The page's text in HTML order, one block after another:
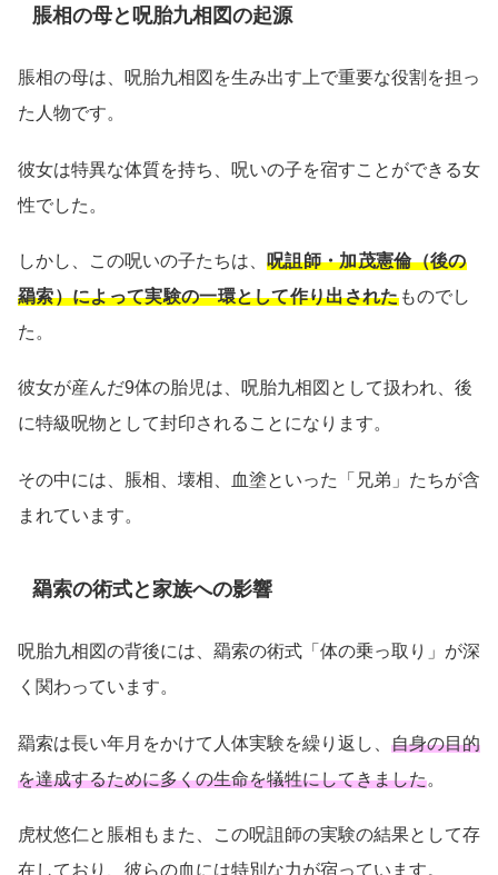
脹相の母と呪胎九相図の起源
脹相の母は、呪胎九相図を生み出す上で重要な役割を担っ
た人物です。
彼女は特異な体質を持ち、呪いの子を宿すことができる女
性でした。
しかし、この呪いの子たちは、 呪詛師・加茂憲倫（後の
羂索）によって実験の一環として作り出されたものでし
た。
彼女が産んだ9体の胎児は、呪胎九相図として扱われ、後
に特級呪物として封印されることになります。
その中には、脹相、壊相、血塗といった「兄弟」たちが含
まれています。
羂索の術式と家族への影響
呪胎九相図の背後には、羂索の術式「体の乗っ取り」が深
く関わっています。
羂索は長い年月をかけて人体実験を繰り返し、 自身の目的
を達成するために多くの生命を犠牲にしてきました。
虎杖悠仁と脹相もまた、この呪詛師の実験の結果として存
在しており、彼らの血には特別な力が宿っています。